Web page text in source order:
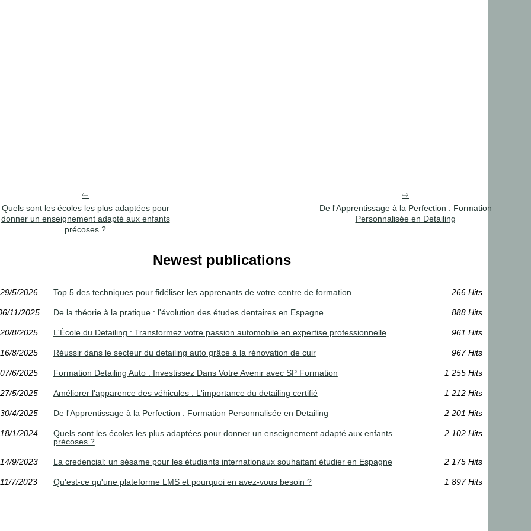
Quels sont les écoles les plus adaptées pour
donner un enseignement adapté aux enfants
précoses ?
De l'Apprentissage à la Perfection : Formation
Personnalisée en Detailing
Newest publications
29/5/2026 Top 5 des techniques pour fidéliser les apprenants de votre centre de formation 266 Hits
11/2025 De la théorie à la pratique : l'évolution des études dentaires en Espagne 888 Hits
20/8/2025 L'École du Detailing : Transformez votre passion automobile en expertise professionnelle 961 Hits
16/8/2025 Réussir dans le secteur du detailing auto grâce à la rénovation de cuir 967 Hits
07/6/2025 Formation Detailing Auto : Investissez Dans Votre Avenir avec SP Formation 1 255 Hits
27/5/2025 Améliorer l'apparence des véhicules : L'importance du detailing certifié 1 212 Hits
30/4/2025 De l'Apprentissage à la Perfection : Formation Personnalisée en Detailing 2 201 Hits
18/1/2024
Quels sont les écoles les plus adaptées pour donner un enseignement adapté aux enfants
précoses ?
2 102 Hits
14/9/2023 La credencial: un sésame pour les étudiants internationaux souhaitant étudier en Espagne 2 175 Hits
11/7/2023 Qu'est-ce qu'une plateforme LMS et pourquoi en avez-vous besoin ? 1 897 Hits